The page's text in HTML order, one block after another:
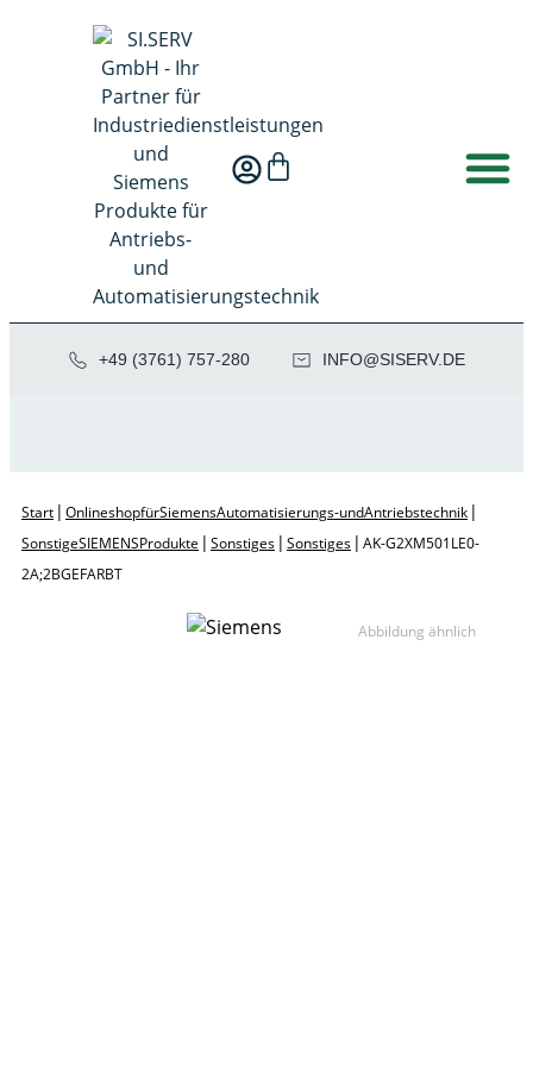
+49 (3761) 757-280 ED.VRE
SIS@OF
NI
Start | Onlineshop für Siemens Automatisierungs- und Antriebstechnik |
Sonstige SIEMENS Produkte | Sonstiges | Sonstiges | AK-G 2XM50 1LE0-
2A;2B GEFARBT
Abbildung ähnlich